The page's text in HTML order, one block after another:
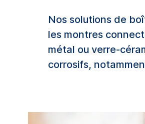
Nos solutions de
les montres
métal ou verre-
corrosifs,